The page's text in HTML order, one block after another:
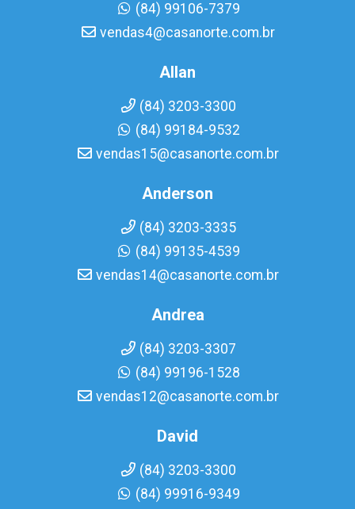
(84) 99106-7379
vendas4@casanorte.com.br
Allan
(84) 3203-3300
(84) 99184-9532
vendas15@casanorte.com.br
Anderson
(84) 3203-3335
(84) 99135-4539
vendas14@casanorte.com.br
Andrea
(84) 3203-3307
(84) 99196-1528
vendas12@casanorte.com.br
David
(84) 3203-3300
(84) 99916-9349